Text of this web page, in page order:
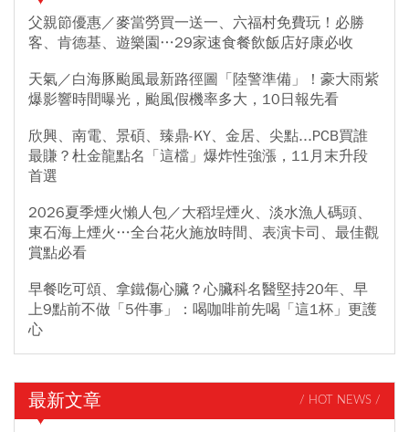
父親節優惠／麥當勞買一送一、六福村免費玩！必勝
客、肯德基、遊樂園…29家速食餐飲飯店好康必收
天氣／白海豚颱風最新路徑圖「陸警準備」！豪大雨紫
爆影響時間曝光，颱風假機率多大，10日報先看
欣興、南電、景碩、臻鼎-KY、金居、尖點...PCB買誰
最賺？杜金龍點名「這檔」爆炸性強漲，11月末升段
首選
2026夏季煙火懶人包／大稻埕煙火、淡水漁人碼頭、
東石海上煙火…全台花火施放時間、表演卡司、最佳觀
賞點必看
早餐吃可頌、拿鐵傷心臟？心臟科名醫堅持20年、早
上9點前不做「5件事」：喝咖啡前先喝「這1杯」更護
心
最新文章 / HOT NEWS /